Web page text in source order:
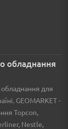
обладнання
для
GEOMARKET -
Topcon,
Nestle,